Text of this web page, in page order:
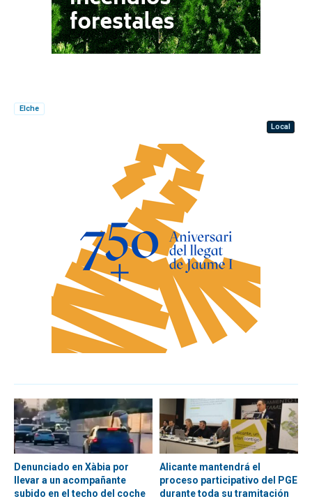
Elche
Local
Denunciado en Xàbia por
llevar a un acompañante
subido en el techo del coche
Alicante mantendrá el
proceso participativo del PGE
durante toda su tramitación